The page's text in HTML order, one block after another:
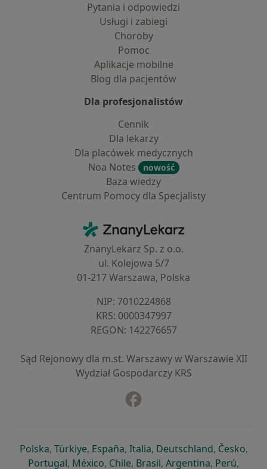
Pytania i odpowiedzi
Usługi i zabiegi
Choroby
Pomoc
Aplikacje mobilne
Blog dla pacjentów
Dla profesjonalistów
Cennik
Dla lekarzy
Dla placówek medycznych
Noa Notes
nowość
Baza wiedzy
Centrum Pomocy dla Specjalisty
ZnanyLekarz - Strona główna
ZnanyLekarz Sp. z o.o.
ul. Kolejowa 5/7
01-217 Warszawa, Polska
NIP: ⁠7010224868
KRS: ⁠0000347997
REGON: ⁠142276657
Sąd Rejonowy dla m.st. Warszawy w Warszawie XII
Wydział Gospodarczy KRS
Polskaotwiera się w nowej karcie
, Türkiyeotwiera się w nowej karcie
, Españaotwiera się w nowej karcie
, Italiaotwiera się w nowej
, Deutschlandotwiera się
, Česko,
Portugalotwiera się w nowej karcie
, Méxicootwiera się w nowej karcie
, Chileotwiera się w nowej karcie
, Brasilotwiera się w nowej
, Argentinaotwiera się
, Perú,